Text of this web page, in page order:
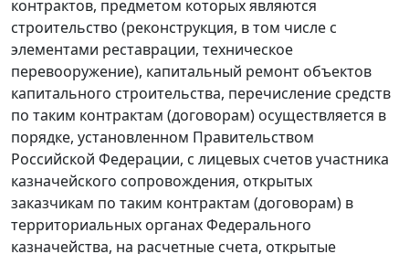
контрактов, предметом которых являются
строительство (реконструкция, в том числе с
элементами реставрации, техническое
перевооружение), капитальный ремонт объектов
капитального строительства, перечисление средств
по таким контрактам (договорам) осуществляется в
порядке, установленном Правительством
Российской Федерации, с лицевых счетов участника
казначейского сопровождения, открытых
заказчикам по таким контрактам (договорам) в
территориальных органах Федерального
казначейства, на расчетные счета, открытые